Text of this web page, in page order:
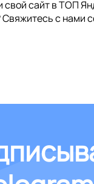
свой сайт в ТОП
с нами